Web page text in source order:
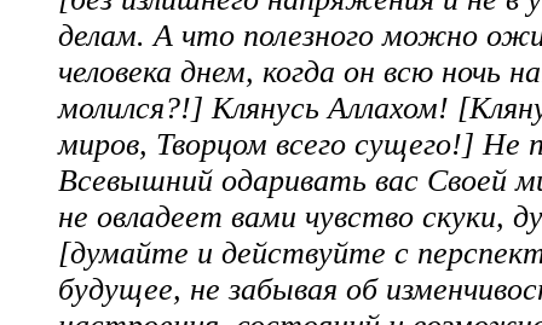
делам. А что полезного можно
человека днем, когда он всю ночь
молился?!] Клянусь Аллахом!
миров, Творцом всего сущего!] Не
Всевышний одаривать вас Своей
не овладеет вами чувство скуки,
[думайте и действуйте с
будущее, не забывая об